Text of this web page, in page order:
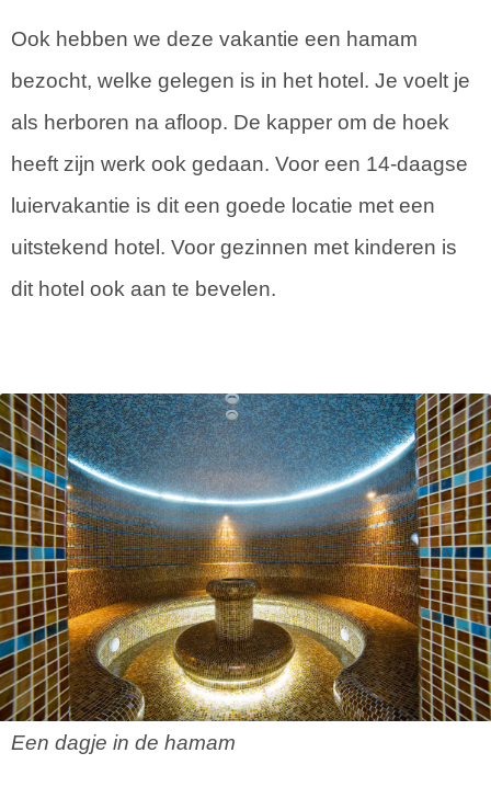
Ook hebben we deze vakantie een hamam
bezocht, welke gelegen is in het hotel. Je voelt je
als herboren na afloop. De kapper om de hoek
heeft zijn werk ook gedaan. Voor een 14-daagse
luiervakantie is dit een goede locatie met een
uitstekend hotel. Voor gezinnen met kinderen is
dit hotel ook aan te bevelen.
Een dagje in de hamam